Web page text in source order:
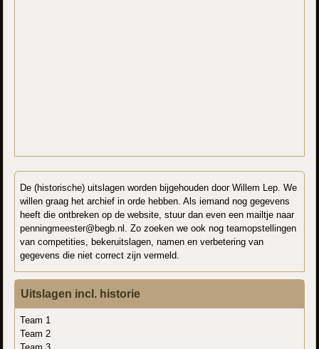
De (historische) uitslagen worden bijgehouden door Willem Lep. We
willen graag het archief in orde hebben. Als iemand nog gegevens
heeft die ontbreken op de website, stuur dan even een mailtje naar
penningmeester@begb.nl. Zo zoeken we ook nog teamopstellingen
van competities, bekeruitslagen, namen en verbetering van
gegevens die niet correct zijn vermeld.
Uitslagen incl. historie
Team 1
Team 2